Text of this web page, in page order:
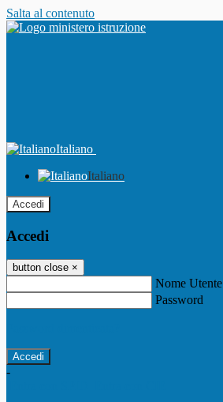
Salta al contenuto
Italiano
Italiano
Accedi
Accedi
button close ×
Nome Utente
Password
-